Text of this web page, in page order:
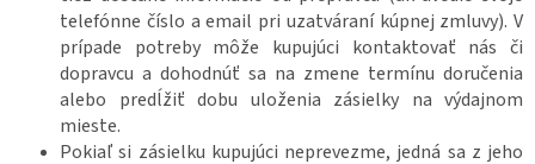
telefónne číslo a email pri uzatváraní kúpnej zmluvy). V
prípade potreby môže kupujúci kontaktovať nás či
dopravcu a dohodnúť sa na zmene termínu doručenia
alebo predĺžiť dobu uloženia zásielky na výdajnom
mieste.
Pokiaľ si zásielku kupujúci neprevezme, jedná sa z jeho